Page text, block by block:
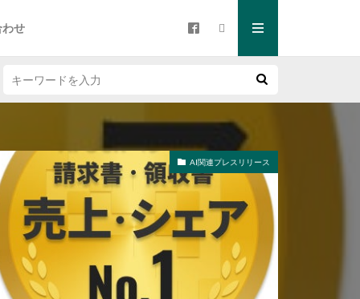
せ
AI関連プレスリリース